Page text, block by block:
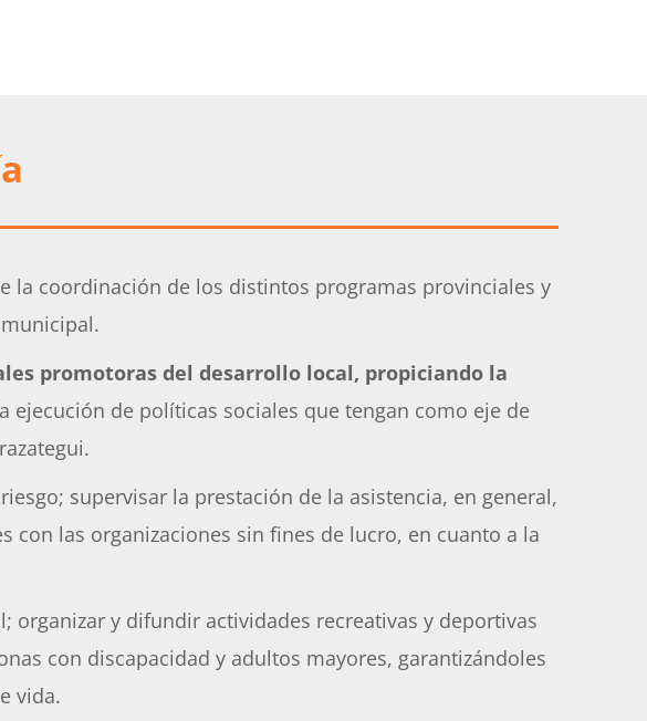
la coordinación de los distintos programas provinciales y
promotoras del desarrollo local, propiciando la
ejecución de políticas sociales que tengan como eje de
supervisar la prestación de la asistencia, en general,
con las organizaciones sin fines de lucro, en cuanto a la
y difundir actividades recreativas y deportivas
con discapacidad y adultos mayores, garantizándoles
vida.